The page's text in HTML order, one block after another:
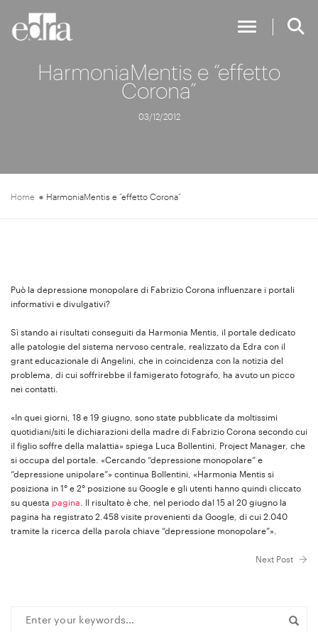
Toggle
HarmoniaMentis e “effetto
Corona”
03/12/2012
Home HarmoniaMentis e “effetto Corona”
Può la depressione monopolare di Fabrizio Corona influenzare i portali
informativi e divulgativi?
Sì stando ai risultati conseguiti da Harmonia Mentis, il portale dedicato
alle patologie del sistema nervoso centrale, realizzato da Edra con il
grant educazionale di Angelini, che in coincidenza con la notizia del
problema, di cui soffrirebbe il famigerato fotografo, ha avuto un picco
nei contatti.
«In quei giorni, 18 e 19 giugno, sono state pubblicate da moltissimi
quotidiani/siti le dichiarazioni della madre di Fabrizio Corona secondo cui
il figlio soffre della malattia» spiega Luca Bollentini, Project Manager, che
si occupa del portale. «Cercando “depressione monopolare” e
“depressione unipolare”» continua Bollentini, «Harmonia Mentis si
posiziona in 1° e 2° posizione su Google e gli utenti hanno quindi cliccato
su questa pagina . Il risultato è che, nel periodo dal 15 al 20 giugno la
pagina ha registrato 2.458 visite provenienti da Google, di cui 2.040
tramite la ricerca della parola chiave “depressione monopolare”».
Next Post